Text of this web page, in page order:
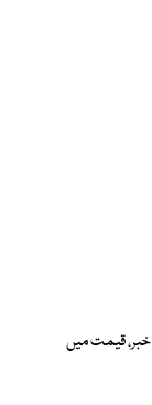
قیمت میں